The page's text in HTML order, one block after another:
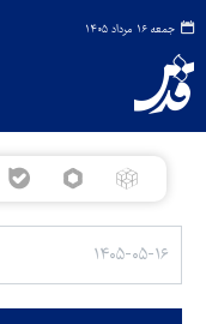
جمعه ۱۶ مرداد ۱۴۰۵